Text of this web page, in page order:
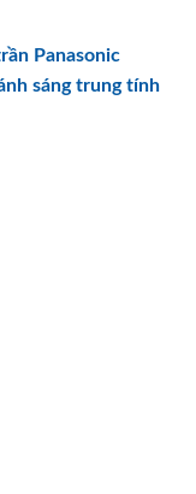
Panasonic
sáng trung tính